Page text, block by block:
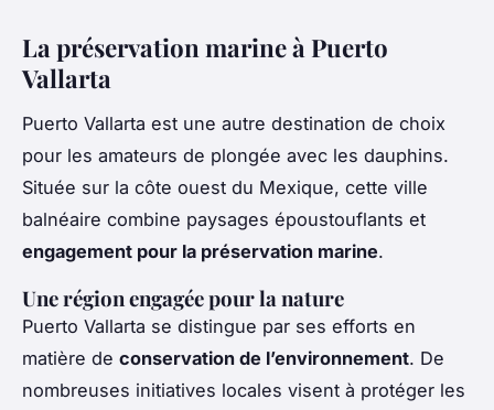
La préservation marine à Puerto
Vallarta
Puerto Vallarta est une autre destination de choix
pour les amateurs de plongée avec les dauphins.
Située sur la côte ouest du Mexique, cette ville
balnéaire combine paysages époustouflants et
engagement pour la préservation marine.
Une région engagée pour la nature
Puerto Vallarta se distingue par ses efforts en
matière de conservation de l’environnement. De
nombreuses initiatives locales visent à protéger les